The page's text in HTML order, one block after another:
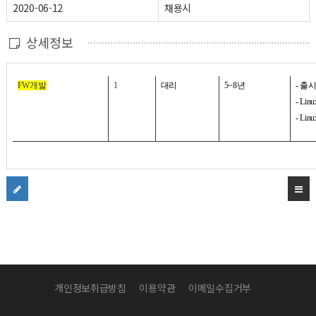
2020-06-12
채용시
상세정보
FW개발 1 대리 5~8년 - 출
-
-
개인정보취급방침 이용약관 이메일수집거부